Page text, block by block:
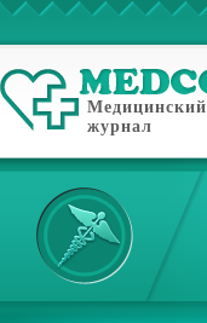
журнал